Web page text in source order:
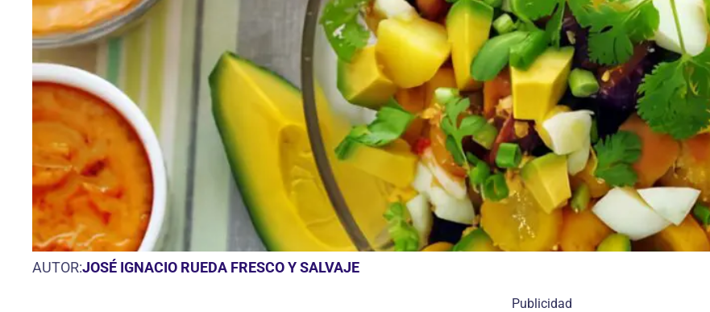
AUTOR:JOSÉ IGNACIO RUEDA FRESCO Y SALVAJE
Publicidad